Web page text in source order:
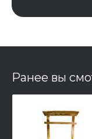
Ранее вы